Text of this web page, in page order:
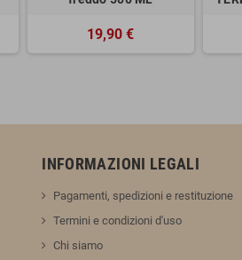
19,90 €
INFORMAZIONI LEGALI
Pagamenti, spedizioni e restituzione
Termini e condizioni d'uso
Chi siamo